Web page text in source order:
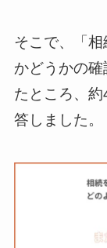
そこで、「
かどうかの
たところ、
答しました。